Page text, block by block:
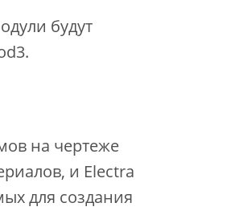
будут
на чертеже
и Electra
для создания